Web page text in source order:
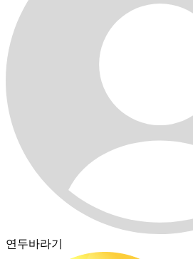
연두바라기